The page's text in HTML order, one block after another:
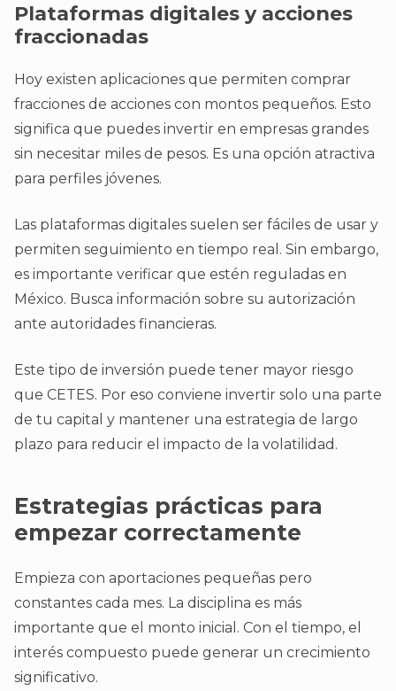
Plataformas digitales y acciones
fraccionadas
Hoy existen aplicaciones que permiten comprar
fracciones de acciones con montos pequeños. Esto
significa que puedes invertir en empresas grandes
sin necesitar miles de pesos. Es una opción atractiva
para perfiles jóvenes.
Las plataformas digitales suelen ser fáciles de usar y
permiten seguimiento en tiempo real. Sin embargo,
es importante verificar que estén reguladas en
México. Busca información sobre su autorización
ante autoridades financieras.
Este tipo de inversión puede tener mayor riesgo
que CETES. Por eso conviene invertir solo una parte
de tu capital y mantener una estrategia de largo
plazo para reducir el impacto de la volatilidad.
Estrategias prácticas para
empezar correctamente
Empieza con aportaciones pequeñas pero
constantes cada mes. La disciplina es más
importante que el monto inicial. Con el tiempo, el
interés compuesto puede generar un crecimiento
significativo.